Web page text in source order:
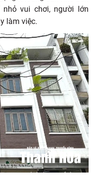
vui chơi, người lớn
làm việc.